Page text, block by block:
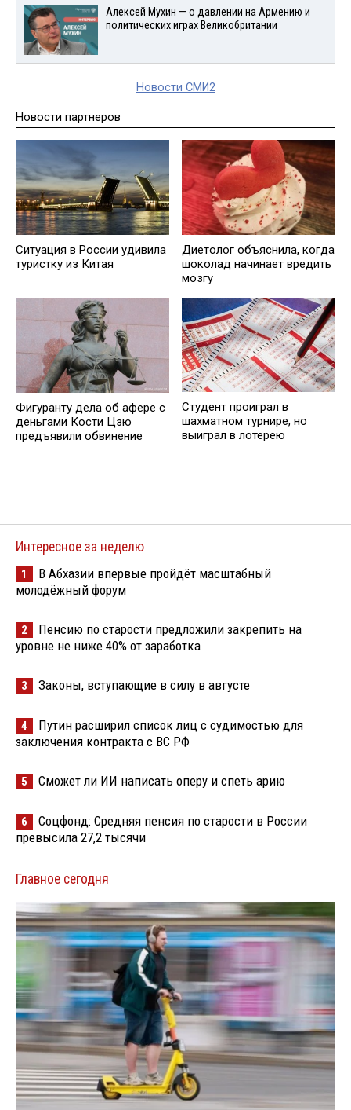
Алексей Мухин — о давлении на Армению и
политических играх Великобритании
Новости СМИ2
Новости партнеров
Ситуация в России удивила
туристку из Китая
Диетолог объяснила, когда
шоколад начинает вредить
мозгу
Фигуранту дела об афере с
деньгами Кости Цзю
предъявили обвинение
Студент проиграл в
шахматном турнире, но
выиграл в лотерею
Интересное за неделю
1
В Абхазии впервые пройдёт масштабный
молодёжный форум
2
Пенсию по старости предложили закрепить на
уровне не ниже 40% от заработка
3 Законы, вступающие в силу в августе
4
Путин расширил список лиц с судимостью для
заключения контракта с ВС РФ
5 Сможет ли ИИ написать оперу и спеть арию
6
Соцфонд: Средняя пенсия по старости в России
превысила 27,2 тысячи
Главное сегодня